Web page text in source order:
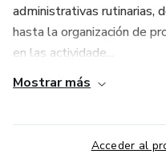
administrativas rutinarias,
hasta la organización de
en las actividade...
Mostrar más
Acceder al